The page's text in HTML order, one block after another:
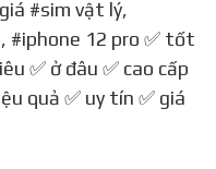
e-sim – …
nào và các